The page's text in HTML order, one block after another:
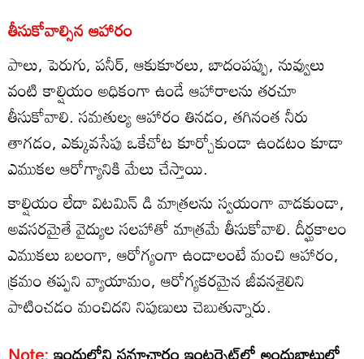
తీసుకోవాల్సిన ఆహారం
పాలు, పెరుగు, పనీర్, ఆకుకూరలు, బాదంపప్పు, నువ్వులు
వంటి కాల్షియం అధికంగా ఉండే ఆహారాలను తరచూ
తీసుకోవాలి. సమతుల్య ఆహారం తినడం, తగినంత నీరు
తాగడం, ఎక్కువసేపు ఒకేచోట కూర్చోకుండా ఉండటం కూడా
ఎముకల ఆరోగ్యానికి మేలు చేస్తాయి.
కాల్షియం లేదా విటమిన్ డి మాత్రలను స్వయంగా వాడకుండా,
అవసరమైతే వైద్యుల సలహాతో మాత్రమే తీసుకోవాలి. దీర్ఘకాలం
ఎముకలు బలంగా, ఆరోగ్యంగా ఉండాలంటే మంచి ఆహారం,
క్రమం తప్పని వ్యాయామం, ఆరోగ్యకరమైన జీవనశైలిని
పాటించడం మంచిదని నిపుణులు చెబుతున్నారు.